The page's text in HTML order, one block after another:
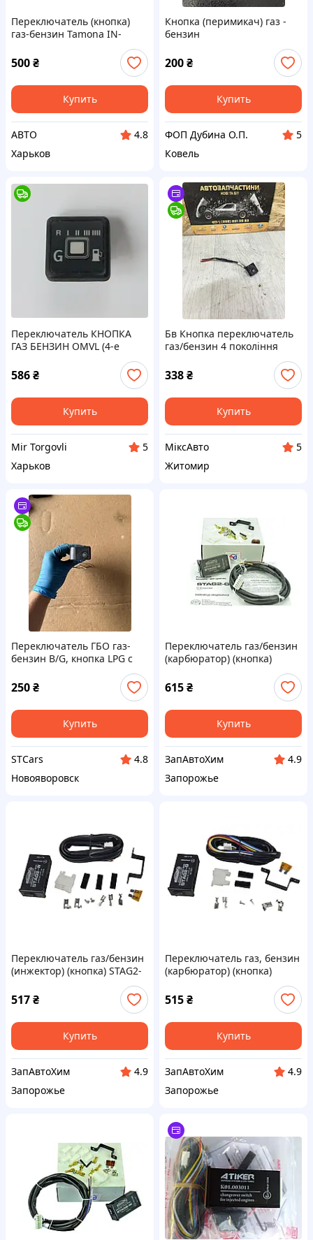
Переключатель (кнопка)
газ-бензин Tamona IN-
контактов (инжекторная)
500₴
Купить
АВТО
4.8
Харьков
Кнопка (перимикач) газ -
бензин
200₴
Купить
ФОП Дубина О.П.
5
Ковель
Переключатель КНОПКА
ГАЗ БЕНЗИН OMVL (4-е
586₴
Купить
Mir Torgovli
5
Харьков
Бв Кнопка переключатель
газ/бензин 4 покоління
338₴
Купить
МіксАвто
5
Житомир
Переключатель ГБО газ-
бензин B/G, кнопка LPG с
индикатором уровня газа
250₴
Купить
STCars
4.8
Новояворовск
Переключатель газ/бензин
(карбюратор) (кнопка)
615₴
Купить
ЗапАвтоХим
4.9
Запорожье
Переключатель газ/бензин
(инжектор) (кнопка) STAG2-
517₴
Купить
ЗапАвтоХим
4.9
Запорожье
Переключатель газ, бензин
(карбюратор) (кнопка)
515₴
Купить
ЗапАвтоХим
4.9
Запорожье